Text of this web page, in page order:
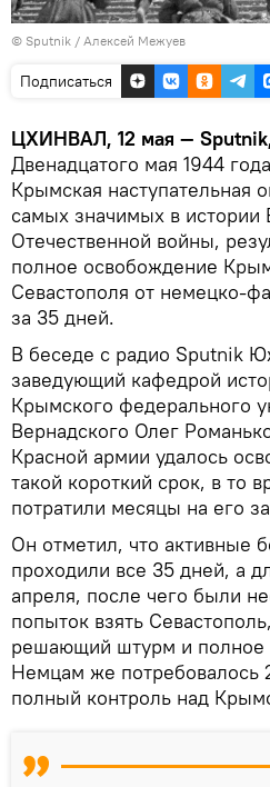
© Sputnik / Алексей Межуев
Подписаться
ЦХИНВАЛ, 12 мая —
Двенадцатого мая 1944
Крымская наступательная
самых значимых в истории
Отечественной войны,
полное освобождение
Севастополя от немецко-
за 35 дней.
В беседе с радио Sputnik
заведующий кафедрой
Крымского федерального
Вернадского Олег
Красной армии удалось
такой короткий срок, в то
потратили месяцы на его
Он отметил, что активные
проходили все 35 дней, а
апреля, после чего были
попыток взять
решающий штурм и полное
Немцам же потребовалось
полный контроль над